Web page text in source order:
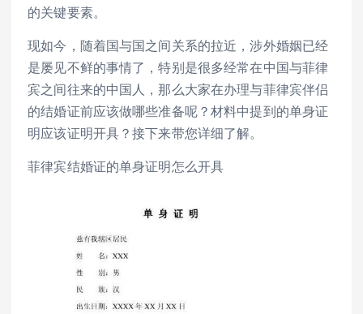
的关键要素。
现如今，随着国与国之间关系的拉近，涉外婚姻已经
是屡见不鲜的事情了，特别是很多经常在中国与菲律
宾之间往来的中国人，那么大家在办理与菲律宾伴侣
的结婚证前应该做哪些准备呢？材料中提到的单身证
明应该证明开具？接下来带您详细了解。
菲律宾结婚证的单身证明怎么开具